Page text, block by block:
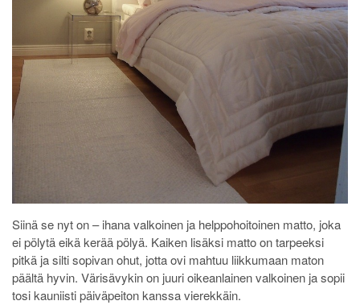
Siinä se nyt on – ihana valkoinen ja helppohoitoinen matto, joka
ei pölytä eikä kerää pölyä. Kaiken lisäksi matto on tarpeeksi
pitkä ja silti sopivan ohut, jotta ovi mahtuu liikkumaan maton
päältä hyvin. Värisävykin on juuri oikeanlainen valkoinen ja sopii
tosi kauniisti päiväpeiton kanssa vierekkäin.